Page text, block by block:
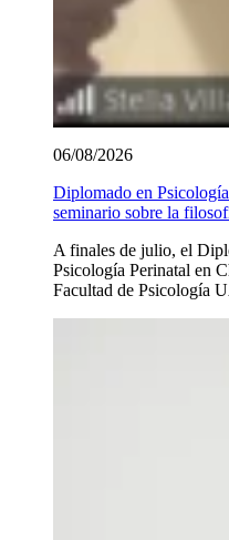
06/08/2026
Diplomado en
seminario sobre la
A finales de julio, el
Psicología Perinatal en
Facultad de Psicología